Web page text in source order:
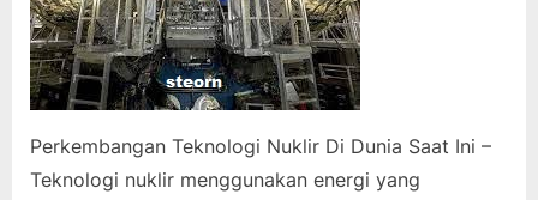
Perkembangan Teknologi Nuklir Di Dunia Saat Ini –
Teknologi nuklir menggunakan energi yang